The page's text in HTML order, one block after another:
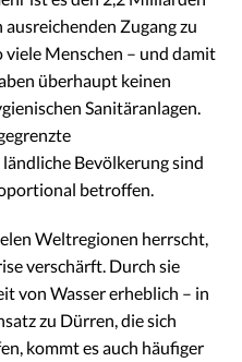
Zugang zu
viele Menschen – und damit
überhaupt keinen
Sanitäranlagen.
Bevölkerung sind
betroffen.
Weltregionen herrscht,
verschärft. Durch sie
von Wasser erheblich – in
zu Dürren, die sich
kommt es auch häufiger